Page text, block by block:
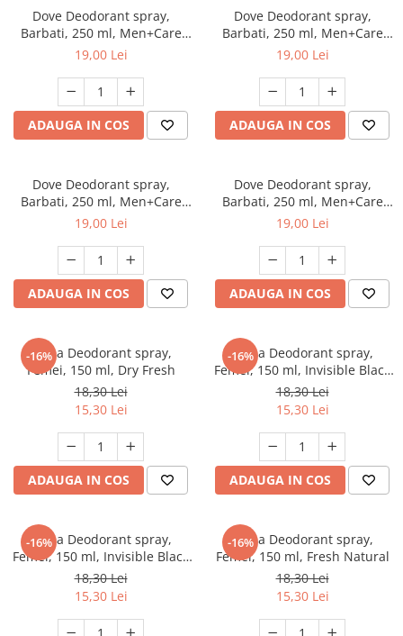
Dove Deodorant spray,
Barbati, 250 ml, Men+Care
Extra Fresh
19,00 Lei
ADAUGA IN COS
Dove Deodorant spray,
Barbati, 250 ml, Men+Care
Clean Comfort
19,00 Lei
ADAUGA IN COS
Dove Deodorant spray,
Barbati, 250 ml, Men+Care
Cool Fresh
19,00 Lei
ADAUGA IN COS
Dove Deodorant spray,
Barbati, 250 ml, Men+Care
Invisible Dry
19,00 Lei
ADAUGA IN COS
-16%
Nivea Deodorant spray,
Femei, 150 ml, Dry Fresh
18,30 Lei
15,30 Lei
ADAUGA IN COS
-16%
Nivea Deodorant spray,
Femei, 150 ml, Invisible Black
& White Silky Smooth
18,30 Lei
15,30 Lei
ADAUGA IN COS
-16%
Nivea Deodorant spray,
Femei, 150 ml, Invisible Black
& White Clear
18,30 Lei
15,30 Lei
-16%
Nivea Deodorant spray,
Femei, 150 ml, Fresh Natural
18,30 Lei
15,30 Lei